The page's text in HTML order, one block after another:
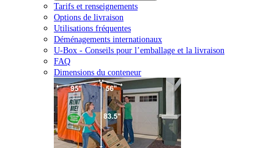
Tarifs et renseignements
Options de livraison
Utilisations fréquentes
Déménagements internationaux
U-Box - Conseils pour l’emballage et la livraison
FAQ
Dimensions du conteneur